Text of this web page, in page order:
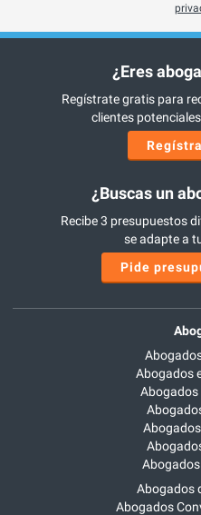
¿Eres
Regístrate gratis para
clientes
¿Buscas un
Recibe 3 presupuestos
se adapte a
Pide
Abogados
Abogados
Abogados
Abogados